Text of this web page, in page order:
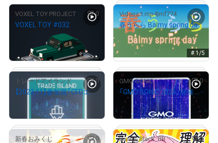
# 3/5
SET 3
# 3/5
VOXEL TOY PROJECT 0
VOXEL TOY #032
# 1/5
Videoart.mp4|mf774 0
春うらら Balmy spring day-01
2,000
売出し（初回販売）
トレードアイランド 0
【2023.11】参加賞「CFDエナジーカップ 2023」 デジタルトロフィー
1,000
GMO SONIC 0
「GMO SONIC 2026」開催記念NFT
¥500
新春おみくじ 0 Bunny_Black_BB 0